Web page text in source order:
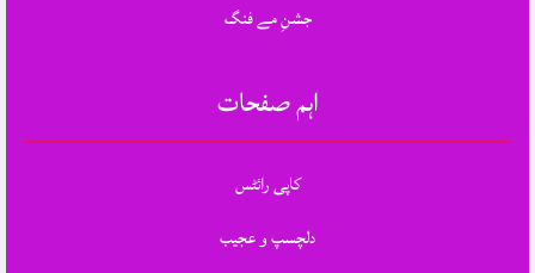
جشنِ مے فنگ
اہم صفحات
کاپی رائٹس
دلچسپ و عجیب